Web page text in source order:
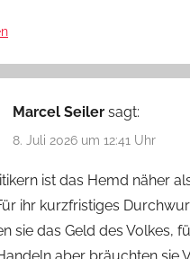
Marcel Seiler sagt:
8. Juli 2026 um 12:41 Uhr
ist das Hemd näher
ihr kurzfristiges
sie das Geld des Volkes,